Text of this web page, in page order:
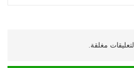
التعليقات مغلقة.